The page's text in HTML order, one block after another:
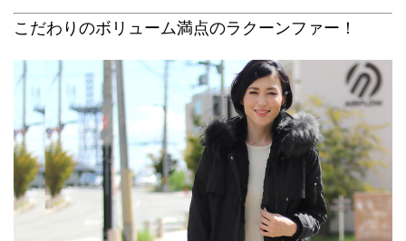
こだわりのボリューム満点のラクーンファー！